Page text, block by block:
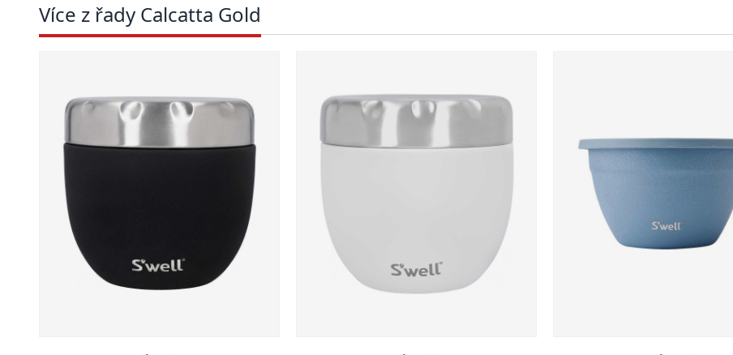
Více z řady Calcatta Gold